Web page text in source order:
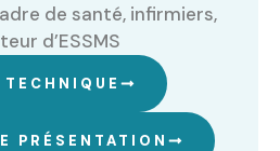
de santé, infirmiers,
d’ESSMS
PRÉSENTATION